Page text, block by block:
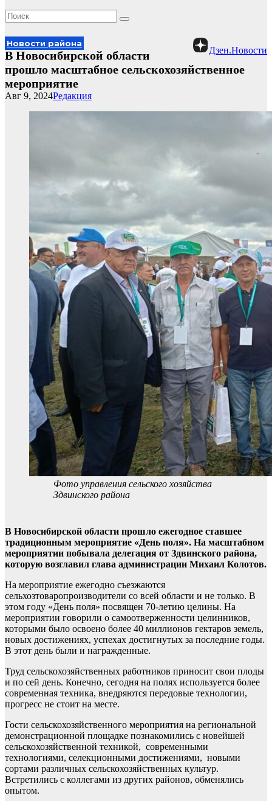
Дзен.Новости
Новости района
В Новосибирской области
прошло масштабное сельскохозяйственное
мероприятие
Редакция
Авг 9, 2024
Фото управления сельского хозяйства
Здвинского района
В Новосибирской области прошло ежегодное ставшее
традиционным мероприятие «День поля». На масштабном
мероприятии побывала делегация от Здвинского района,
которую возглавил глава администрации Михаил Колотов.
На мероприятие ежегодно съезжаются
сельхозтоваропроизводители со всей области и не только. В
этом году «День поля» посвящен 70-летию целины. На
мероприятии говорили о самоотверженности целинников,
которыми было освоено более 40 миллионов гектаров земель,
новых достижениях, успехах достигнутых за последние годы.
В этот день были и награжденные.
Труд сельскохозяйственных работников приносит свои плоды
и по сей день. Конечно, сегодня на полях используется более
современная техника, внедряются передовые технологии,
прогресс не стоит на месте.
Гости сельскохозяйственного мероприятия на региональной
демонстрационной площадке познакомились с новейшей
сельскохозяйственной техникой, современными
технологиями, селекционными достижениями, новыми
сортами различных сельскохозяйственных культур.
Встретились с коллегами из других районов, обменялись
опытом.